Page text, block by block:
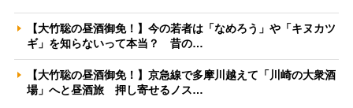
【大竹聡の昼酒御免！】今の若者は「なめろう」や「キヌカツ
ギ」を知らないって本当？ 昔の…
【大竹聡の昼酒御免！】京急線で多摩川越えて「川崎の大衆酒
場」へと昼酒旅 押し寄せるノス…